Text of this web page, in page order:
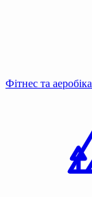
Фітнес та аеробіка